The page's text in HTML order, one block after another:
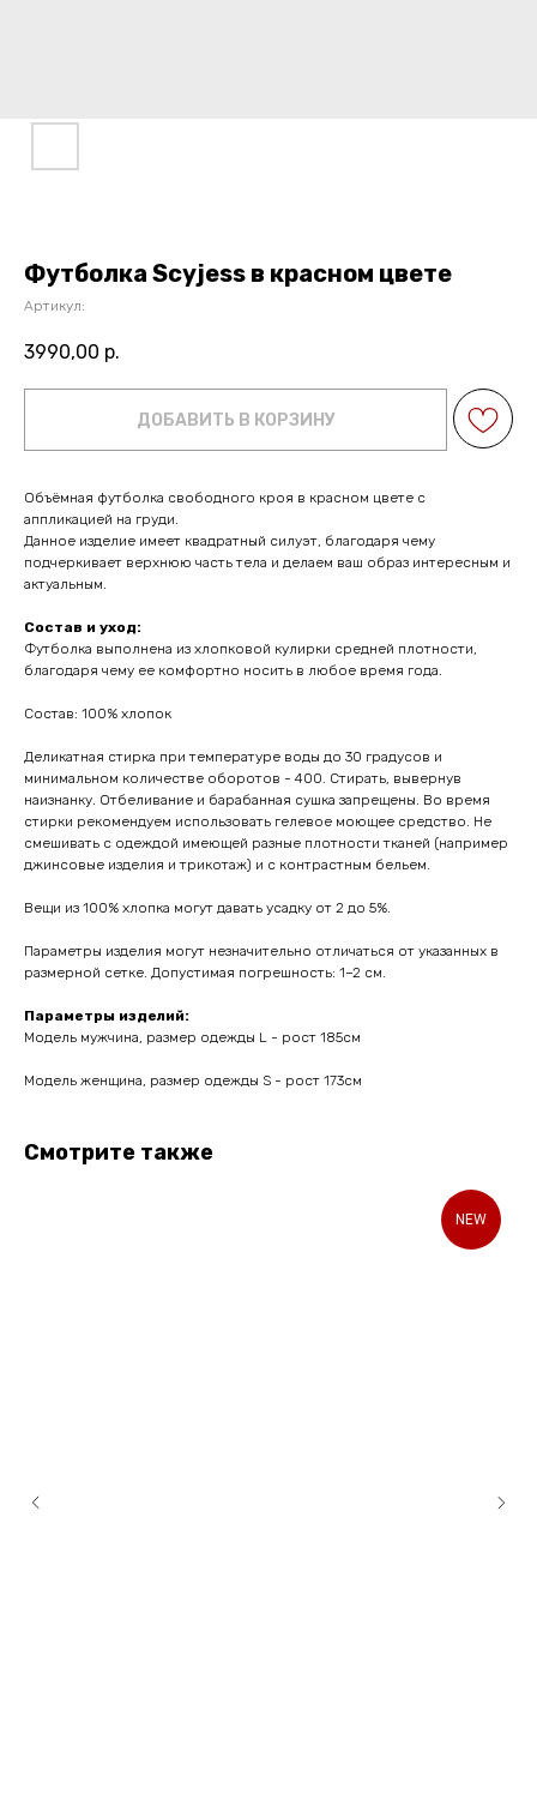
Футболка Scyjess в красном цвете
Артикул:
3990,00 р.
ДОБАВИТЬ В КОРЗИНУ
Объёмная футболка свободного кроя в красном цвете с
аппликацией на груди.
Данное изделие имеет квадратный силуэт, благодаря чему
подчеркивает верхнюю часть тела и делаем ваш образ интересным и
актуальным.
Состав и уход:
Футболка выполнена из хлопковой кулирки средней плотности,
благодаря чему ее комфортно носить в любое время года.
Состав: 100% хлопок
Деликатная стирка при температуре воды до 30 градусов и
минимальном количестве оборотов - 400. Стирать, вывернув
наизнанку. Отбеливание и барабанная сушка запрещены. Во время
стирки рекомендуем использовать гелевое моющее средство. Не
смешивать с одеждой имеющей разные плотности тканей (например
джинсовые изделия и трикотаж) и с контрастным бельем.
Вещи из 100% хлопка могут давать усадку от 2 до 5%.
Параметры изделия могут незначительно отличаться от указанных в
размерной сетке. Допустимая погрешность: 1–2 см.
Параметры изделий:
Модель мужчина, размер одежды L - рост 185см
Модель женщина, размер одежды S - рост 173см
Смотрите также
NEW